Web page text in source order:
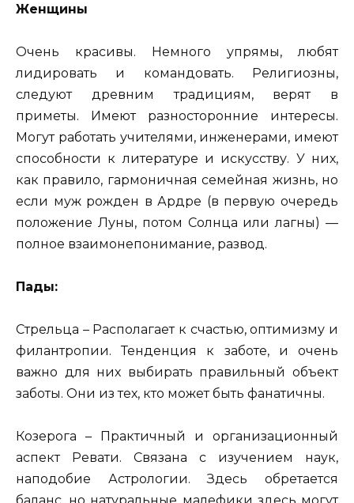
Женщины
Очень красивы. Немного упрямы, любят
лидировать и командовать. Религиозны,
следуют древним традициям, верят в
приметы. Имеют разносторонние интересы.
Могут работать учителями, инженерами, имеют
способности к литературе и искусству. У них,
как правило, гармоничная семейная жизнь, но
если муж рожден в Ардре (в первую очередь
положение Луны, потом Солнца или лагны) —
полное взаимонепонимание, развод.
Пады:
Стрельца – Располагает к счастью, оптимизму и
филантропии. Тенденция к заботе, и очень
важно для них выбирать правильный объект
заботы. Они из тех, кто может быть фанатичны.
Козерога – Практичный и организационный
аспект Ревати. Связана с изучением наук,
наподобие Астрологии. Здесь обретается